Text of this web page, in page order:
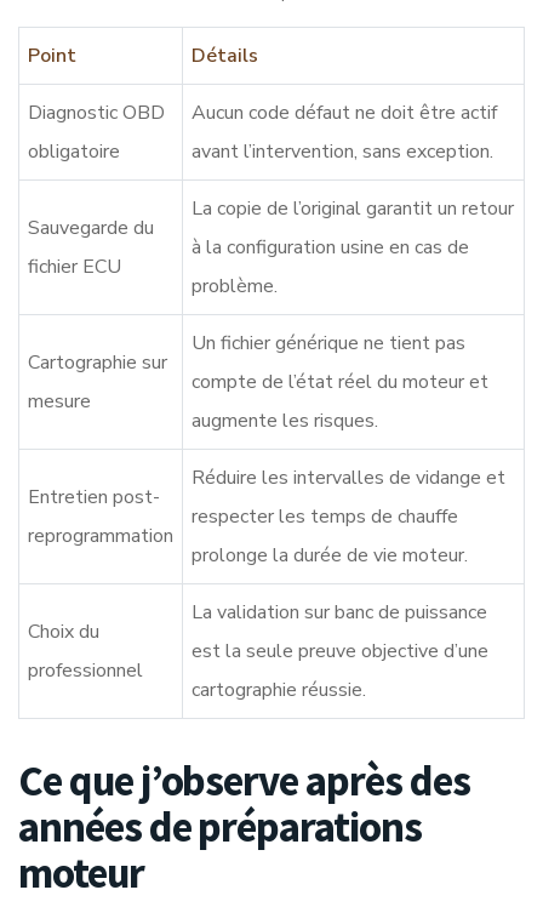
Point Détails
Diagnostic OBD
obligatoire
Aucun code défaut ne doit être actif
avant l’intervention, sans exception.
Sauvegarde du
fichier ECU
La copie de l’original garantit un retour
à la configuration usine en cas de
problème.
Cartographie sur
mesure
Un fichier générique ne tient pas
compte de l’état réel du moteur et
augmente les risques.
Entretien post-
reprogrammation
Réduire les intervalles de vidange et
respecter les temps de chauffe
prolonge la durée de vie moteur.
Choix du
professionnel
La validation sur banc de puissance
est la seule preuve objective d’une
cartographie réussie.
Ce que j’observe après des
années de préparations
moteur